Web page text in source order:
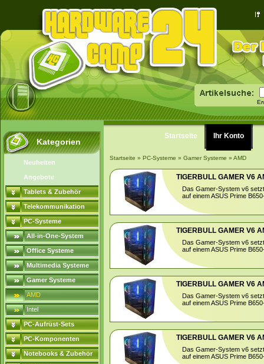
Kategorien
Neuheiten
Angebote
Tablets & Zubehör
Telekommunikation
PC-Systeme
All-in-One-System
Office Systeme
Multimedia Systeme
Gamer Systeme
AMD
Intel
PC-Aufrüst-Sets
PC-Komponenten
Notebooks & Zubehör
Startseite Ihr Konto
Startseite » PC-Systeme » Gamer Systeme » AMD
TIGERBULL GAMER V6
Das Gamer-System v6
auf einem ASUS Prime
TIGERBULL GAMER V6
Das Gamer-System v6
auf einem ASUS Prime
TIGERBULL GAMER V6
Das Gamer-System v6
auf einem ASUS Prime
TIGERBULL GAMER V6
Das Gamer-System v6
auf einem ASUS Prime